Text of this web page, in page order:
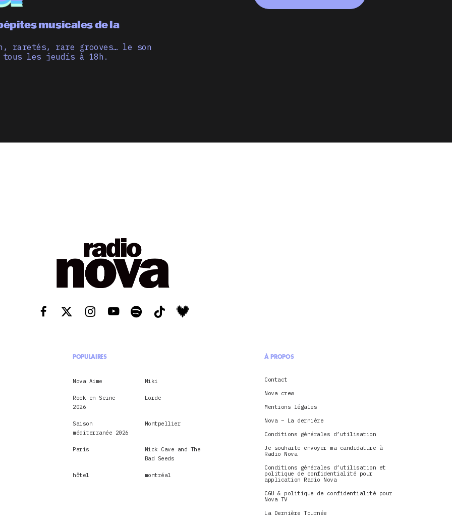
musicales de la
raretés, rare grooves… le son
tous les jeudis à 18h.
POPULAIRES
Nova Aime Miki
Rock en Seine
2026
Lorde
Saison
méditerranée 2026
Montpellier
Paris
Nick Cave and The
Bad Seeds
hôtel montréal
À PROPOS
Contact
Nova crew
Mentions légales
Nova – La dernière
Conditions générales d’utilisation
Je souhaite envoyer ma candidature à
Radio Nova
Conditions générales d’utilisation et
politique de confidentialité pour
application Radio Nova
CGU & politique de confidentialité pour
Nova TV
La Dernière Tournée